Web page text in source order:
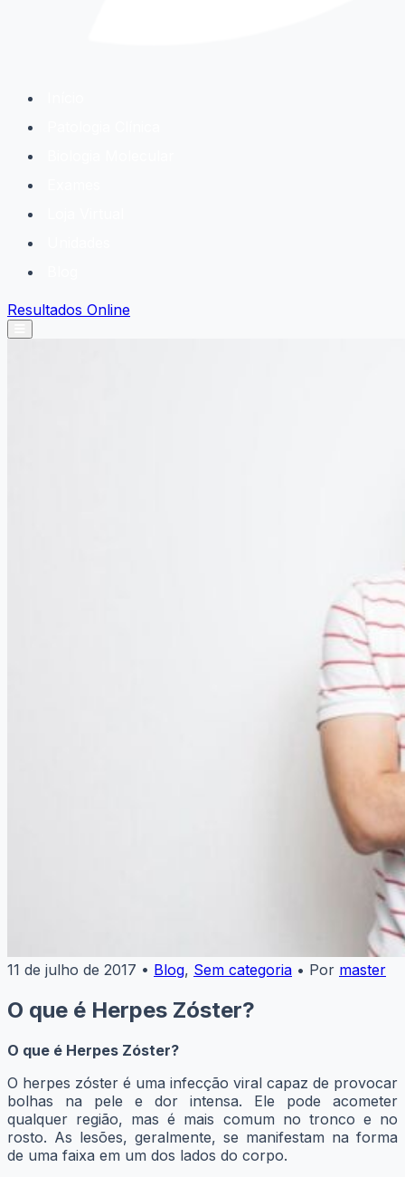
Resultados Online
11 de julho de 2017 • Blog, Sem categoria • Por master
O que é Herpes Zóster?
O que é Herpes Zóster?
O herpes zóster é uma infecção viral capaz de provocar
bolhas na pele e dor intensa. Ele pode acometer
qualquer região, mas é mais comum no tronco e no
rosto. As lesões, geralmente, se manifestam na forma
de uma faixa em um dos lados do corpo.